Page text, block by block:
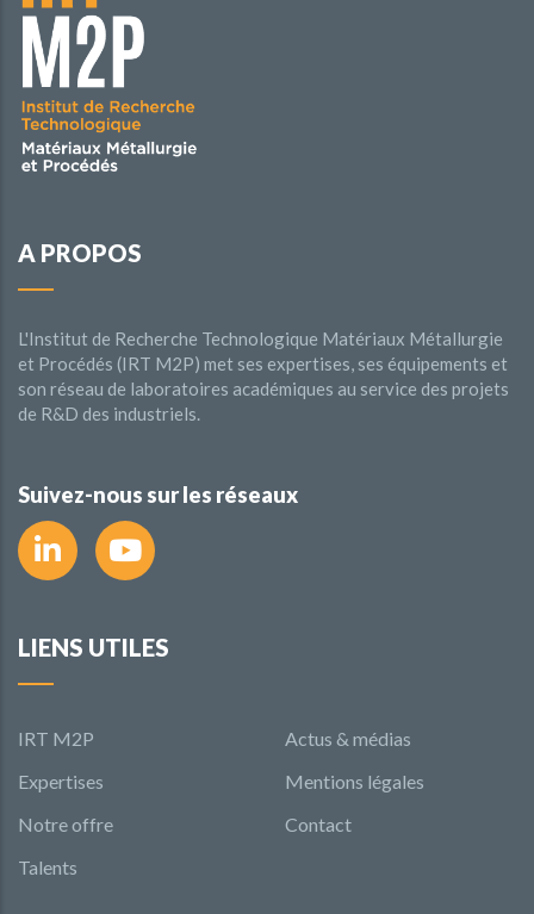
A PROPOS
L'Institut de Recherche Technologique Matériaux Métallurgie
et Procédés (IRT M2P) met ses expertises, ses équipements et
son réseau de laboratoires académiques au service des projets
de R&D des industriels.
Suivez-nous sur les réseaux
LIENS UTILES
IRT M2P
Expertises
Notre offre
Talents
Actus & médias
Mentions légales
Contact